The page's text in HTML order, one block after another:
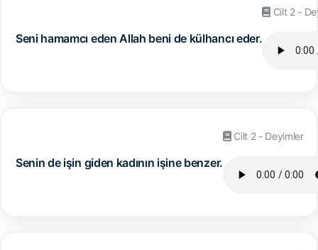
Seni hamamcı eden Allah beni de külhancı eder.
Cilt 2 -
Senin de işin giden kadının işine benzer.
Cilt 2 - Deyimler